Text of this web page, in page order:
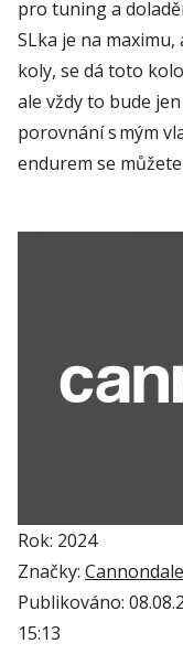
pro tuninga
SLka je na
koly, se dá toto
ale vždy to bude
porovnání s mým
endurem se můžete
Rok: 2024
Značky:
Publikováno:
15:13